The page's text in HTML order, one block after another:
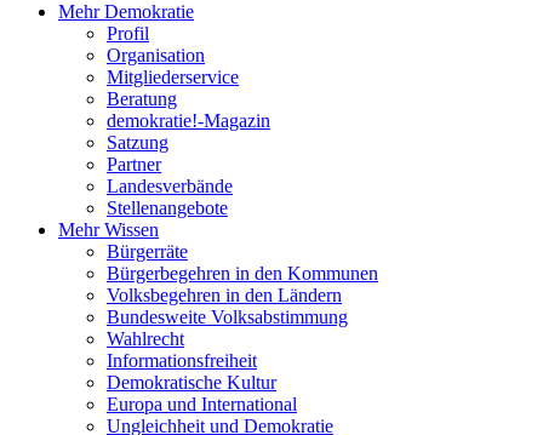
Mehr Demokratie
Profil
Organisation
Mitgliederservice
Beratung
demokratie!-Magazin
Satzung
Partner
Landesverbände
Stellenangebote
Mehr Wissen
Bürgerräte
Bürgerbegehren in den Kommunen
Volksbegehren in den Ländern
Bundesweite Volksabstimmung
Wahlrecht
Informationsfreiheit
Demokratische Kultur
Europa und International
Ungleichheit und Demokratie